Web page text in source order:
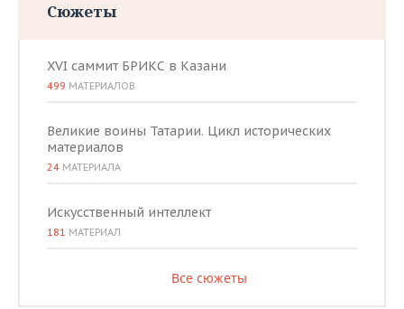
Сюжеты
XVI саммит БРИКС в Казани
499 МАТЕРИАЛОВ
Великие воины Татарии. Цикл исторических
материалов
24 МАТЕРИАЛА
Искусственный интеллект
181 МАТЕРИАЛ
Все сюжеты